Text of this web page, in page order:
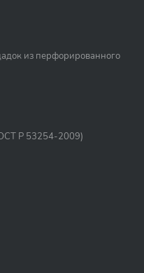
из перфорированного
Р 53254-2009)